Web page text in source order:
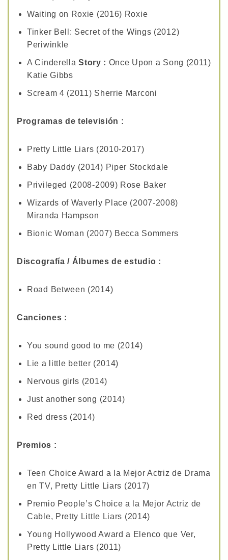
Waiting on Roxie (2016) Roxie
Tinker Bell: Secret of the Wings (2012)
Periwinkle
A CinderellaStory : Once Upon a Song (2011)
Katie Gibbs
Scream 4 (2011) Sherrie Marconi
Programas de televisión :
Pretty Little Liars (2010-2017)
Baby Daddy (2014) Piper Stockdale
Privileged (2008-2009) Rose Baker
Wizards of Waverly Place (2007-2008)
Miranda Hampson
Bionic Woman (2007) Becca Sommers
Discografía / Álbumes de estudio :
Road Between (2014)
Canciones :
You sound good to me (2014)
Lie a little better (2014)
Nervous girls (2014)
Just another song (2014)
Red dress (2014)
Premios :
Teen Choice Award a la Mejor Actriz de Drama
en TV, Pretty Little Liars (2017)
Premio People’s Choice a la Mejor Actriz de
Cable, Pretty Little Liars (2014)
Young Hollywood Award a Elenco que Ver,
Pretty Little Liars (2011)